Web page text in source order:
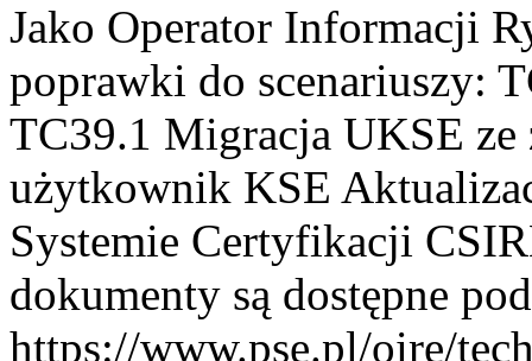
Jako Operator Informacji
poprawki do scenariuszy:
TC39.1 Migracja UKSE
użytkownik KSE
Systemie Certyfikacji
dokumenty są dostępne
https://www.pse.pl/oire/